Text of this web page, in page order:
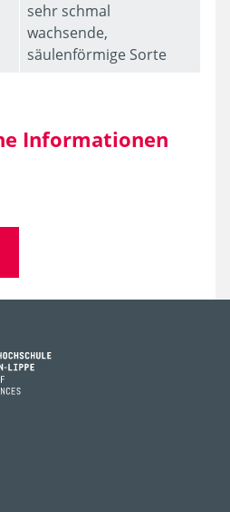
sehr schmal
wachsende,
säulenförmige Sorte
Informationen
(Zaubernussgewächse)